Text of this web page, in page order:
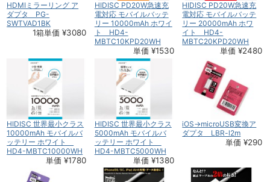
HDMIミラーリング ア
ダプタ PG-
SWTVAD1BK
1箱単価 ¥3080
HIDISC PD20W急速充
電対応 モバイルバッテ
リー 10000mAh ホワイ
ト HD4-
MBTC10KPD20WH
単価 ¥1530
HIDISC PD20W急速充
電対応 モバイルバッテ
リー 20000mAh ホワ
イト HD4-
MBTC20KPD20WH
単価 ¥2480
HIDISC 世界最小クラス
10000mAh モバイルバ
ッテリー ホワイト
HD4-MBTC10000WH
単価 ¥1780
HIDISC 世界最小クラス
5000mAh モバイルバ
ッテリー ホワイト
HD4-MBTC5000WH
単価 ¥1380
iOS→microUSB変換ア
ダプタ LBR-l2m
単価 ¥290